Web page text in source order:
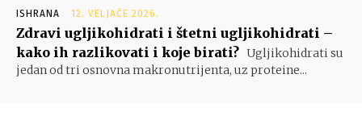
ISHRANA 12. VELJAČE 2026.
Zdravi ugljikohidrati i štetni ugljikohidrati –
kako ih razlikovati i koje birati? Ugljikohidrati su
jedan od tri osnovna makronutrijenta, uz proteine...